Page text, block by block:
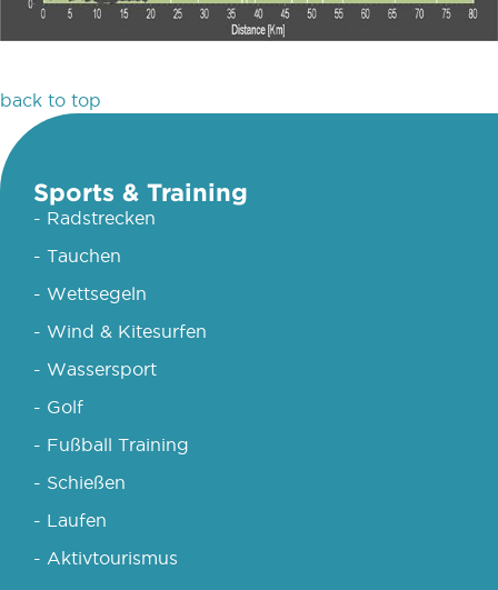
back to top
Sports & Training
- Radstrecken
- Tauchen
- Wettsegeln
- Wind & Kitesurfen
- Wassersport
- Golf
- Fußball Training
- Schießen
- Laufen
- Aktivtourismus